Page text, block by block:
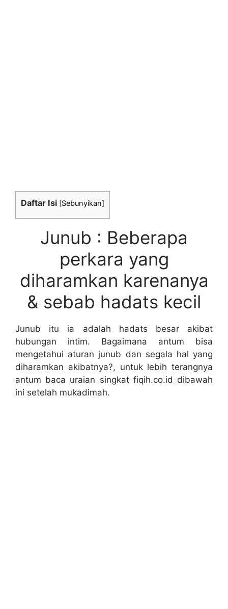
Daftar Isi [Sebunyikan]
Junub : Beberapa
perkara yang
diharamkan karenanya
& sebab hadats kecil
Junub itu ia adalah hadats besar akibat
hubungan intim. Bagaimana antum bisa
mengetahui aturan junub dan segala hal yang
diharamkan akibatnya?, untuk lebih terangnya
antum baca uraian singkat fiqih.co.id dibawah
ini setelah mukadimah.